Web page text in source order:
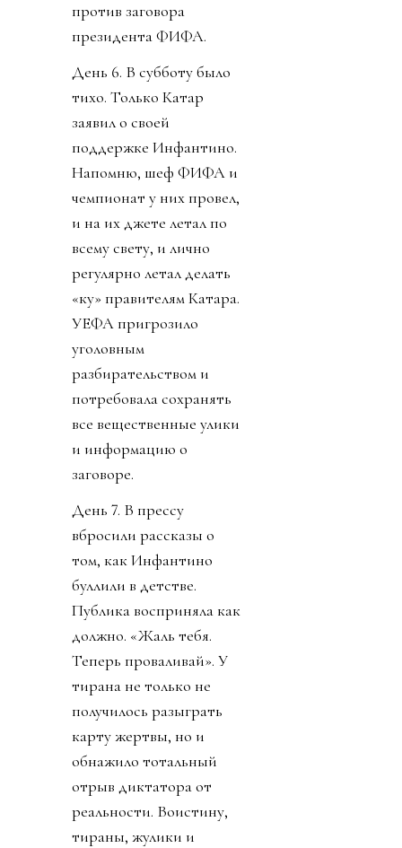
против заговора
президента ФИФА.
День 6. В субботу было
тихо. Только Катар
заявил о своей
поддержке Инфантино.
Напомню, шеф ФИФА и
чемпионат у них провел,
и на их джете летал по
всему свету, и лично
регулярно летал делать
«ку» правителям Катара.
УЕФА пригрозило
уголовным
разбирательством и
потребовала сохранять
все вещественные улики
и информацию о
заговоре.
День 7. В прессу
вбросили рассказы о
том, как Инфантино
буллили в детстве.
Публика восприняла как
должно. «Жаль тебя.
Теперь проваливай». У
тирана не только не
получилось разыграть
карту жертвы, но и
обнажило тотальный
отрыв диктатора от
реальности. Воистину,
тираны, жулики и